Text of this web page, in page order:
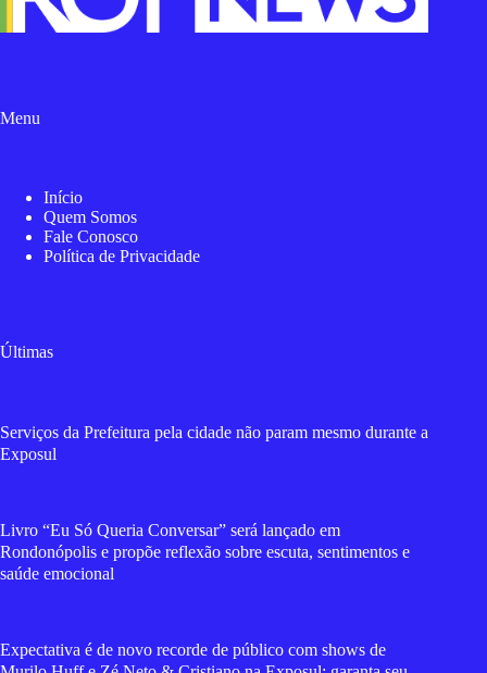
Menu
Início
Quem Somos
Fale Conosco
Política de Privacidade
Últimas
Serviços da Prefeitura pela cidade não param mesmo durante a
Exposul
Livro “Eu Só Queria Conversar” será lançado em
Rondonópolis e propõe reflexão sobre escuta, sentimentos e
saúde emocional
Expectativa é de novo recorde de público com shows de